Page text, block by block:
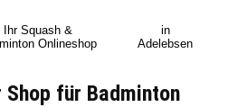
Ihr Squash &
Onlineshop
in
Adelebsen
für Badminton